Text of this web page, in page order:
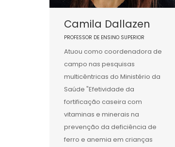
Camila Dallazen
PROFESSOR DE ENSINO SUPERIOR
Atuou como coordenadora de
campo nas pesquisas
multicêntricas do Ministério da
Saúde "Efetividade da
fortificação caseira com
vitaminas e minerais na
prevenção da deficiência de
ferro e anemia em crianças